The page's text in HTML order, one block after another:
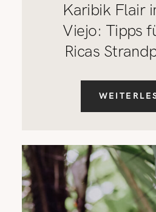
Karibik Flair
Viejo: Tipps
Ricas